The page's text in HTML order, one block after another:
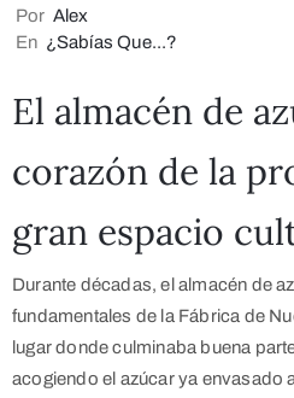
Por Alex
En ¿Sabías Que...?
El almacén de
corazón de la
gran espacio
Durante décadas, el almacén de
fundamentales de la Fábrica de
lugar donde culminaba buena
acogiendo el azúcar ya envasado